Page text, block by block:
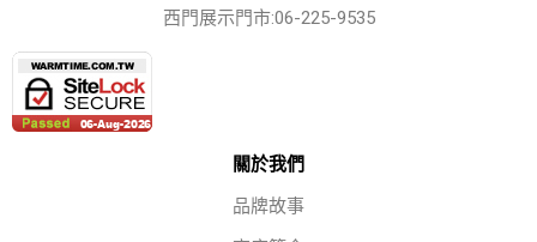
西門展示門市:06-225-9535
關於我們
品牌故事